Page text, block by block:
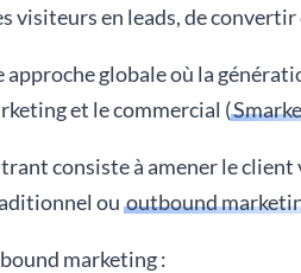
en leads, de convertir
approche globale où la
et le commercial (
consiste à amener le
ou outbound
marketing :